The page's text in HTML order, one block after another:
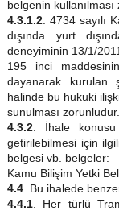
belgenin kullanılması
4.3.1.2. 4734 sayılı
dışında yurt
deneyiminin 13/1/
195 inci
dayanarak kurulan
halinde bu hukuki
sunulması zorunludur.
4.3.2. İhale
getirilebilmesi için
belgesi vb. belgeler:
Kamu Bilişim Yetki
4.4. Bu ihalede
4.4.1. Her türlü